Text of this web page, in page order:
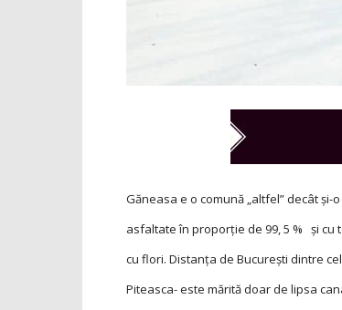
Găneasa e o comună „altfel” decât
asfaltate în proporţie de 99, 5 % și
cu flori. Distanţa de București dintre
Piteasca- este mărită doar de lipsa